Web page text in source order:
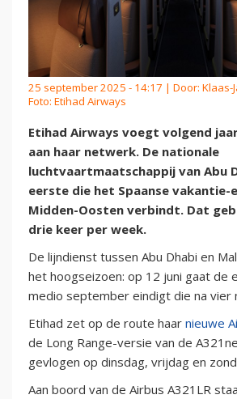
25 september 2025 - 14:17 | Door: Klaas-
Foto: Etihad Airways
Etihad Airways voegt volgend
aan haar netwerk. De nationale
luchtvaartmaatschappij van Abu
eerste die het Spaanse vakantie-
Midden-Oosten verbindt. Dat
drie keer per week.
De lijndienst tussen Abu Dhabi en
het hoogseizoen: op 12 juni gaat de
medio september eindigt die na vier
Etihad zet op de route haar nieuwe
de Long Range-versie van de
gevlogen op dinsdag, vrijdag en
Aan boord van de Airbus A321LR